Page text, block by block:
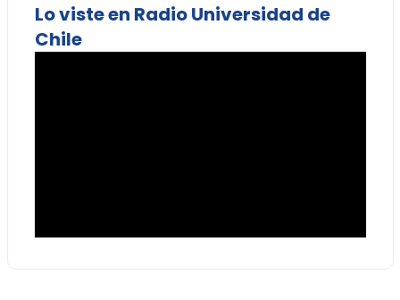
Lo viste en Radio Universidad de
Chile